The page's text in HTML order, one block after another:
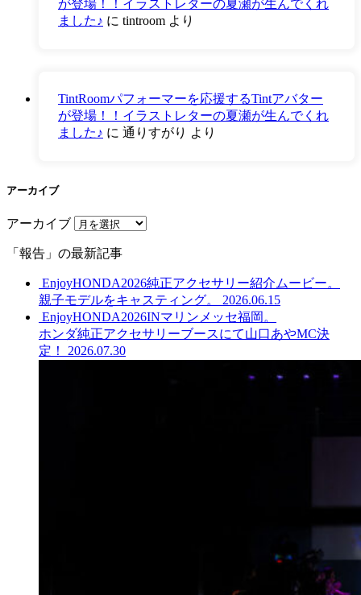
が登場！！イラストレターの夏瀬が生んでくれ
ました♪ に tintroom より
TintRoomパフォーマーを応援するTintアバター
が登場！！イラストレターの夏瀬が生んでくれ
ました♪ に 通りすがり より
アーカイブ
アーカイブ
「報告」の最新記事
EnjoyHONDA2026純正アクセサリー紹介ムービー。
親子モデルをキャスティング。
2026.06.15
EnjoyHONDA2026INマリンメッセ福岡。
ホンダ純正アクセサリーブースにて山口あやMC決
定！
2026.07.30